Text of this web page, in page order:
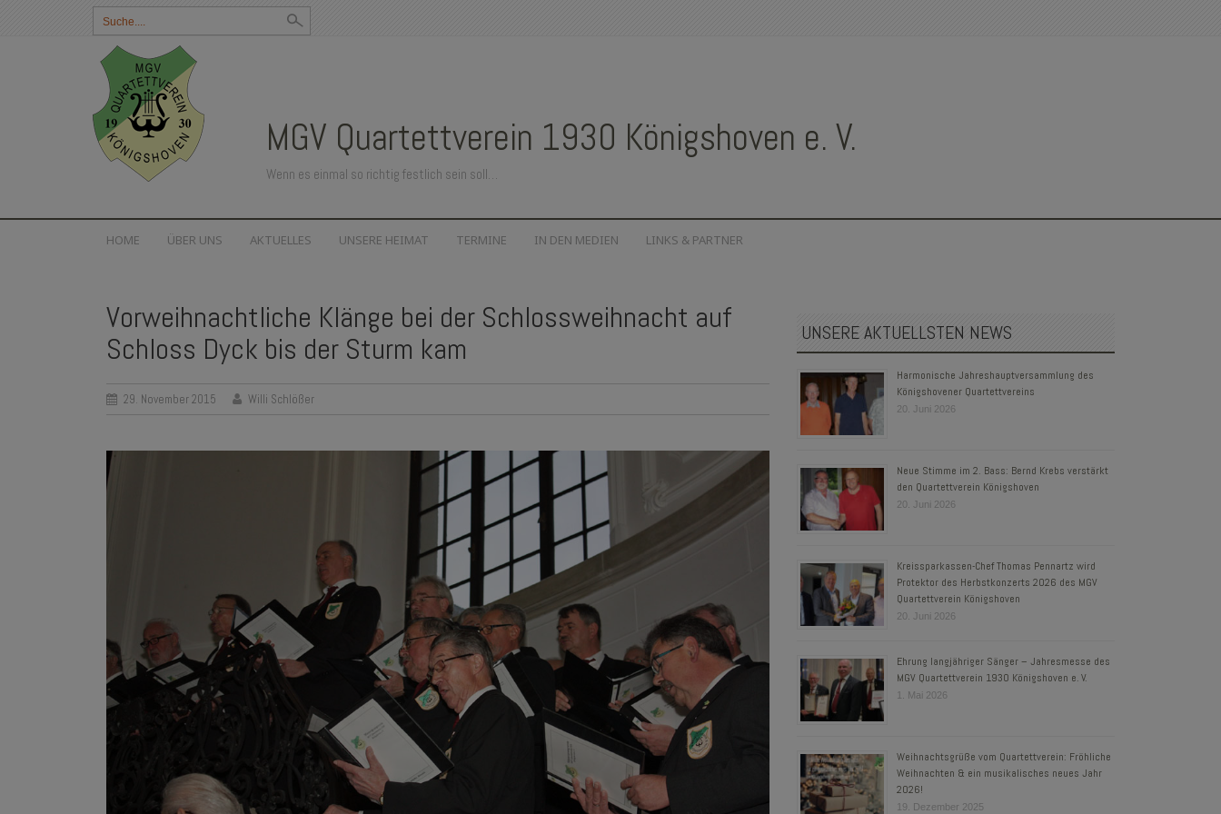
Suchbegriff
eingeben:
MGV Quartettverein 1930 Königshoven e. V.
Wenn es einmal so richtig festlich sein soll…
SKIP
HOME ÜBER UNS AKTUELLES UNSERE HEIMAT TERMINE IN DEN MEDIEN LINKS & PARTNER
Vorweihnachtliche Klänge bei der Schlossweihnacht auf
Schloss Dyck bis der Sturm kam
29. November 2015 Willi Schlößer
UNSERE AKTUELLSTEN NEWS
Harmonische Jahreshauptversammlung des
Königshovener Quartettvereins
20. Juni 2026
Neue Stimme im 2. Bass: Bernd Krebs verstärkt
den Quartettverein Königshoven
20. Juni 2026
Kreissparkassen-Chef Thomas Pennartz wird
Protektor des Herbstkonzerts 2026 des MGV
Quartettverein Königshoven
20. Juni 2026
Ehrung langjähriger Sänger – Jahresmesse des
MGV Quartettverein 1930 Königshoven e. V.
1. Mai 2026
Weihnachtsgrüße vom Quartettverein: Fröhliche
Weihnachten & ein musikalisches neues Jahr
2026!
19. Dezember 2025